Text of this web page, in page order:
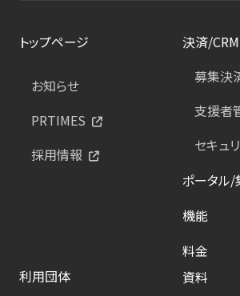
トップページ
お知らせ
PRTIMES
採用情報
決済/CRM
募集決
支援者
セキュ
ポータル/
機能
料金
利用団体
資料